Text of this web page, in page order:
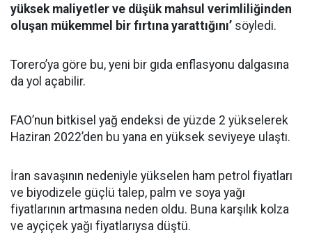
yüksek maliyetler ve düşük mahsul verimliliğinden
oluşan mükemmel bir fırtına yarattığını’ söyledi.
Torero’ya göre bu, yeni bir gıda enflasyonu dalgasına
da yol açabilir.
FAO’nun bitkisel yağ endeksi de yüzde 2 yükselerek
Haziran 2022’den bu yana en yüksek seviyeye ulaştı.
İran savaşının nedeniyle yükselen ham petrol fiyatları
ve biyodizele güçlü talep, palm ve soya yağı
fiyatlarının artmasına neden oldu. Buna karşılık kolza
ve ayçiçek yağı fiyatlarıysa düştü.